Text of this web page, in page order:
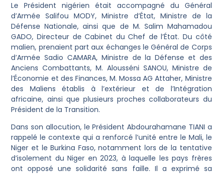
Le Président nigérien était accompagné du Général
d’Armée Salifou MODY, Ministre d’État, Ministre de la
Défense Nationale, ainsi que de M. Salim Mahamadou
GADO, Directeur de Cabinet du Chef de l’État. Du côté
malien, prenaient part aux échanges le Général de Corps
d’Armée Sadio CAMARA, Ministre de la Défense et des
Anciens Combattants, M. Alousséni SANOU, Ministre de
l’Économie et des Finances, M. Mossa AG Attaher, Ministre
des Maliens établis à l’extérieur et de l’Intégration
africaine, ainsi que plusieurs proches collaborateurs du
Président de la Transition.
Dans son allocution, le Président Abdourahamane TIANI a
rappelé le contexte qui a renforcé l’unité entre le Mali, le
Niger et le Burkina Faso, notamment lors de la tentative
d’isolement du Niger en 2023, à laquelle les pays frères
ont opposé une solidarité sans faille. Il a exprimé sa